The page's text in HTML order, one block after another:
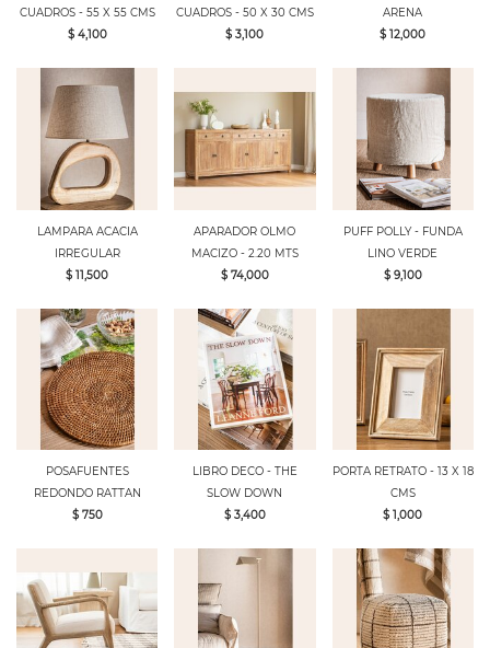
CUADROS - 55 X 55 CMS
$ 4,100
CUADROS - 50 X 30 CMS
$ 3,100
ARENA
$ 12,000
LAMPARA ACACIA
IRREGULAR
$ 11,500
APARADOR OLMO
MACIZO - 2.20 MTS
$ 74,000
PUFF POLLY - FUNDA
LINO VERDE
$ 9,100
POSAFUENTES
REDONDO RATTAN
$ 750
LIBRO DECO - THE
SLOW DOWN
$ 3,400
PORTA RETRATO - 13 X 18
CMS
$ 1,000